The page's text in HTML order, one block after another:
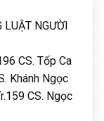
LUẬT NGƯỜI
CS. Tốp Ca
Khánh Ngọc
CS. Ngọc